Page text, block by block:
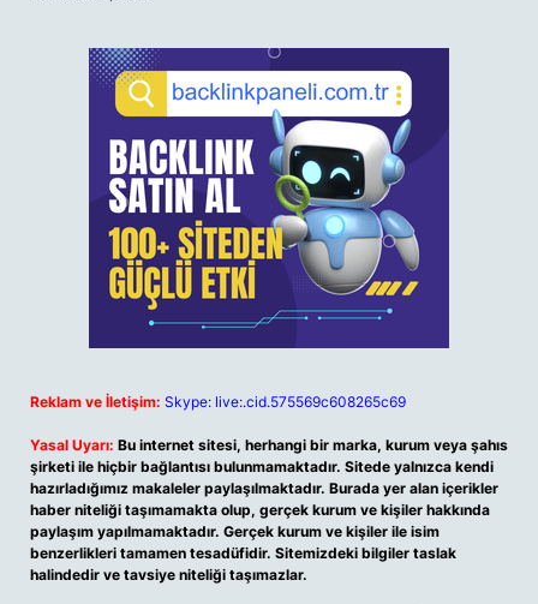
Reklam ve İletişim: Skype: live:.cid.575569c608265c69
Yasal Uyarı: Bu internet sitesi, herhangi bir marka, kurum veya şahıs
şirketi ile hiçbir bağlantısı bulunmamaktadır. Sitede yalnızca kendi
hazırladığımız makaleler paylaşılmaktadır. Burada yer alan içerikler
haber niteliği taşımamakta olup, gerçek kurum ve kişiler hakkında
paylaşım yapılmamaktadır. Gerçek kurum ve kişiler ile isim
benzerlikleri tamamen tesadüfidir. Sitemizdeki bilgiler taslak
halindedir ve tavsiye niteliği taşımazlar.